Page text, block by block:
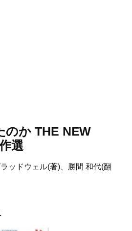
のか THE NEW
選
ッドウェル(著)、勝間 和代(翻